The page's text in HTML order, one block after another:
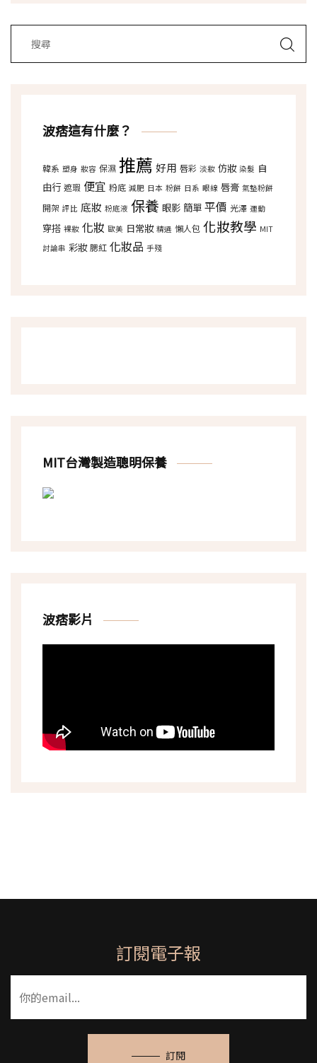
波痞這有什麼？
韓系 塑身 妝容 保濕 推薦 好用 唇彩 淡妝 仿妝 染髮 自
由行 遮瑕 便宜 粉底 減肥 日本 粉餅 日系 眼線 唇膏 氣墊粉餅
開架 評比 底妝 粉底液 保養 眼影 簡單 平價 光澤 運動
穿搭 裸妝 化妝 歐美 日常妝 精選 懶人包 化妝教學 MIT
討論串 彩妝 腮紅 化妝品 手殘
MIT台灣製造聰明保養
波痞影片
訂閱電子報
訂閱